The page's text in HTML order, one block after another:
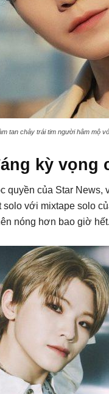
tan chảy trái tim người hâm mộ
kỳ vọng
quyền của Star
solo với mixtape solo
nóng hơn bao giờ hết.